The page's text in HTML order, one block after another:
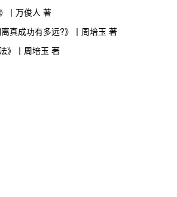
丨万俊人 著
真成功有多远?》丨周培玉 著
》丨周培玉 著